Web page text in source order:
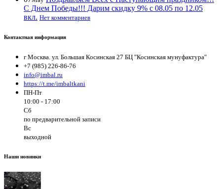
С Днем Победы!!! Дарим скидку 9% с 08.05 по 12.05
вкл. Нет комментариев
Контактная информация
г Москва. ул. Большая Косинская 27 БЦ "Косинская мунуфактура"
+7 (985) 226-86-76
info@imbal.ru
https://t.me/imbaltkani
ПН-Пт
10:00 - 17:00
Сб
по предварительной записи
Вс
выходной
Наши новинки